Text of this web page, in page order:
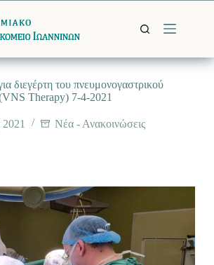
του πνευμονογαστρικού
Therapy) 7-4-2021
Νέα - Ανακοινώσεις